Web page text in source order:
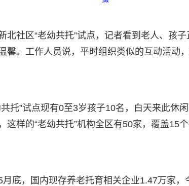
北社区“老幼共托”试点，记者看到老人、孩
馨。工作人员说，平时组织类似的互动活动
托”试点现有0至3岁孩子10名，白天来此休
这样的“老幼共托”机构全区有50家，覆盖15
底，国内现存养老托育相关企业1.47万家，